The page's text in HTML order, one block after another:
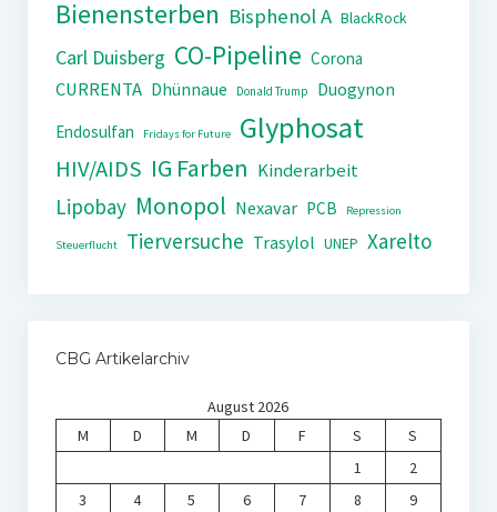
Bienensterben Bisphenol A BlackRock
Carl Duisberg CO-Pipeline Corona
CURRENTA Dhünnaue Donald Trump
Duogynon
Endosulfan
Fridays for Future Glyphosat
HIV/AIDS IG Farben Kinderarbeit
Lipobay Monopol Nexavar PCB Repression
Steuerflucht Tierversuche Trasylol UNEP Xarelto
CBG Artikelarchiv
August 2026
M
D M D F S
S
1
2
3
4 5 6 7 8
9